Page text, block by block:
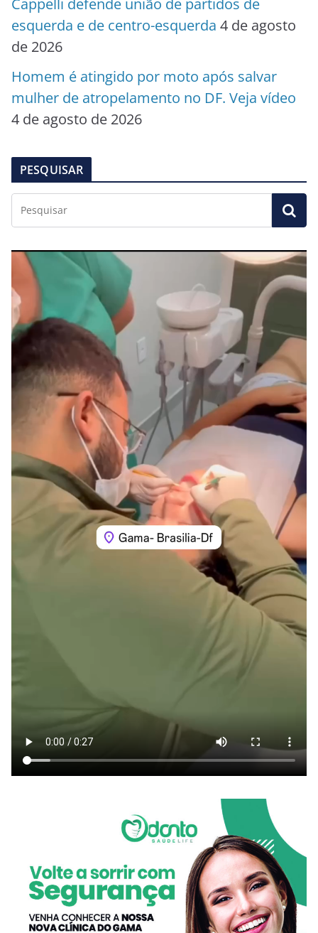
Cappelli defende união de partidos de
esquerda e de centro-esquerda 4 de agosto
de 2026
Homem é atingido por moto após salvar
mulher de atropelamento no DF. Veja vídeo
4 de agosto de 2026
PESQUISAR